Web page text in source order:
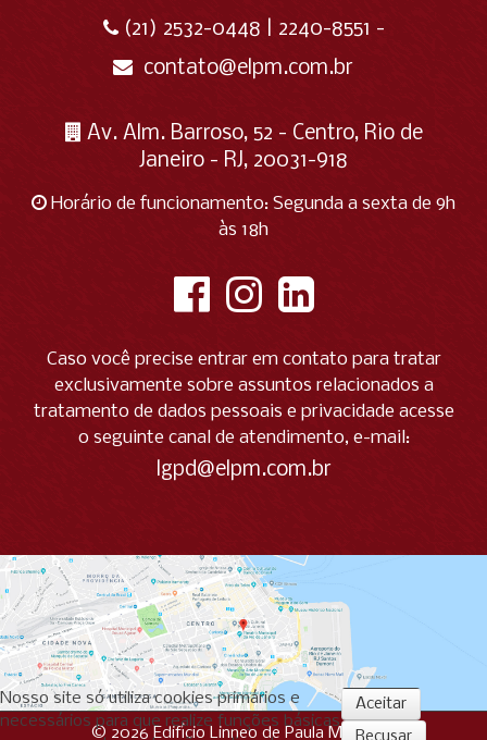
(21) 2532-0448 | 2240-8551 -
contato@elpm.com.br
Av. Alm. Barroso, 52 - Centro, Rio de
Janeiro - RJ, 20031-918
Horário de funcionamento: Segunda a sexta de 9h
às 18h
Caso você precise entrar em contato para tratar
exclusivamente sobre assuntos relacionados a
tratamento de dados pessoais e privacidade acesse
o seguinte canal de atendimento, e-mail:
lgpd@elpm.com.br
© 2026 Edifício Linneo de Paula Machado
Nosso site só utiliza cookies primários e
necessários para que realize funções básicas
Aceitar